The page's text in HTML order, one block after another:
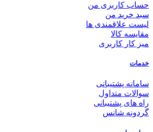
حساب کاربری من
سبد خرید من
لیست علاقمندی ها
مقایسه کالا
میز کار کاربری
خدمات
سامانه پشتیبانی
سوالات متداول
راه های پشتیبانی
گردونه شانس